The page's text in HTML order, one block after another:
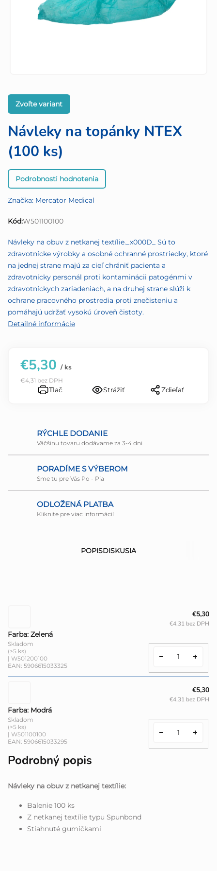
Návleky na topánky NTEX
(100 ks)
Priemerné
hodnotenie
je
0,0
5
hviezdičiek.
Podrobnosti hodnotenia
Značka: Mercator Medical
Kód:W501100100
Zvoľte variant
Návleky na obuv z netkanej textílie._x000D_ Sú to
zdravotnícke výrobky a osobné ochranné prostriedky, ktoré
na jednej strane majú za cieľ chrániť pacienta a
zdravotnícky personál proti kontaminácii patogénmi v
zdravotníckych zariadeniach, a na druhej strane slúži k
ochrane pracovného prostredia proti znečisteniu a
pomáhajú udržať vysokú úroveň čistoty.
Detailné informácie
€5,30 / ks
€4,31 bez DPH
Tlač Strážiť Zdieľať
RÝCHLE DODANIE
Väčšinu tovaru dodávame za 3-4 dni
PORADÍME S VÝBEROM
Sme tu pre Vás Po - Pia
ODLOŽENÁ PLATBA
Kliknite pre viac informácií
POPISDISKUSIA
Farba: Zelená
Skladom
(>5 ks)
| W501200100
EAN: 5906615033325
€5,30
€4,31 bez DPH
Farba: Modrá
Skladom
(>5 ks)
| W501100100
EAN: 5906615033295
€5,30
€4,31 bez DPH
Podrobný popis
Návleky na obuv z netkanej textílie:
Balenie 100 ks
Z netkanej textílie typu Spunbond
Stiahnuté gumičkami